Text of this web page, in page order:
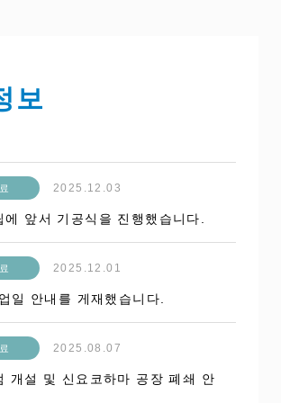
보
2025.12.03
에 앞서 기공식을 진행했습니다.
2025.12.01
일 안내를 게재했습니다.
2025.08.07
개설 및 신요코하마 공장 폐쇄 안